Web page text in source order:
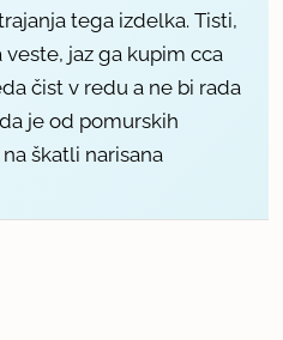
tega izdelka. Tisti,
jaz ga kupim cca
čist v redu a ne bi rada
je od pomurskih
škatli narisana